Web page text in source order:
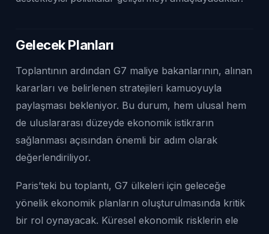
Gelecek Planları
Toplantının ardından G7 maliye bakanlarının, alınan
kararları ve belirlenen stratejileri kamuoyuyla
paylaşması bekleniyor. Bu durum, hem ulusal hem
de uluslararası düzeyde ekonomik istikrarın
sağlanması açısından önemli bir adım olarak
değerlendiriliyor.
Paris’teki bu toplantı, G7 ülkeleri için geleceğe
yönelik ekonomik planların oluşturulmasında kritik
bir rol oynayacak. Küresel ekonomik risklerin ele